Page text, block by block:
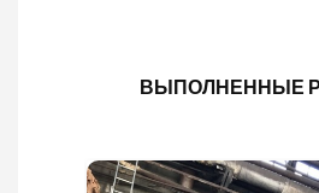
ВЫПОЛНЕННЫЕ